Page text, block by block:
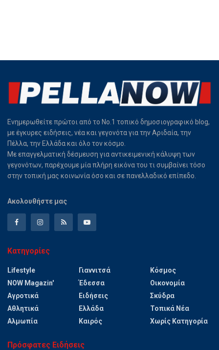
Ενημερωθείτε πρώτοι από το Νο.1 τοπικό δημοσιογραφικό blog,
με έγκυρες ειδήσεις, νέα και γεγονότα για την Αριδαία, την
Πέλλα, την Ελλάδα και όλο τον κόσμο.
Με επαγγελματική δέσμευση για αντικειμενική κάλυψη των
γεγονότων, παρέχουμε μία πλήρη εικόνα του τι συμβαίνει τόσο
στην τοπική μας κοινωνία όσο και σε πανελλαδικό επίπεδο.
Ακολουθήστε μας
Κατηγορίες
Lifestyle
NOW Magazin'
Αγροτικά
Αθλητικά
Αλμωπία
Γιαννιτσά
Έδεσσα
Ειδήσεις
Ελλάδα
Καιρός
Κόσμος
Οικονομία
Σκύδρα
Τοπικά Νέα
Χωρίς Κατηγορία
Πρόσφατες Ειδήσεις